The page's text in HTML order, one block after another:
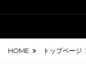
HOME トップページ